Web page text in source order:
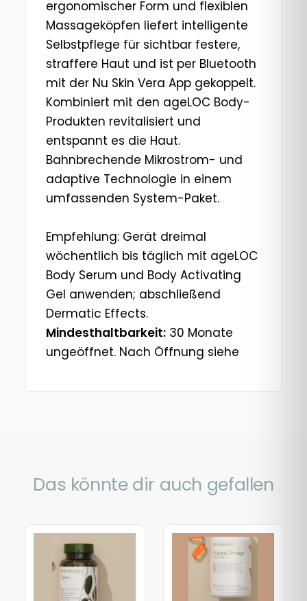
ergonomischer Form und flexiblen
Massageköpfen liefert intelligente
Selbstpflege für sichtbar festere,
straffere Haut und ist per Bluetooth
mit der Nu Skin Vera App gekoppelt.
Kombiniert mit den ageLOC Body-
Produkten revitalisiert und
entspannt es die Haut.
Bahnbrechende Mikrostrom- und
adaptive Technologie in einem
umfassenden System-Paket.
Empfehlung: Gerät dreimal
wöchentlich bis täglich mit ageLOC
Body Serum und Body Activating
Gel anwenden; abschließend
Dermatic Effects.
Mindesthaltbarkeit: 30 Monate
ungeöffnet. Nach Öffnung siehe
Das könnte dir auch gefallen